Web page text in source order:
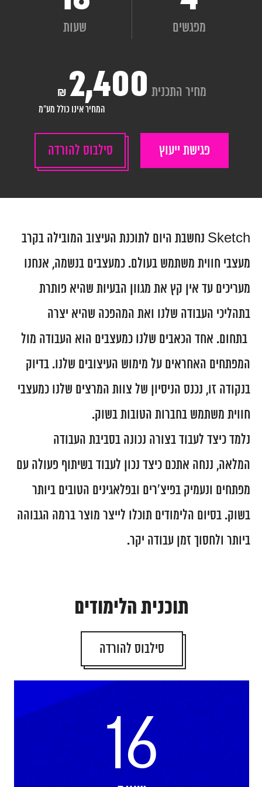
המגזיןמפגשים שעות
מחיר התכנית 2,400
₪
המחיר אינו כולל מע"מ
פגישת ייעוץ סילבוס להורדה
Sketch נחשבת היום לתוכנת העיצוב המובילה בקרב
מעצבי חווית משתמש בעולם. כמעצבים בנשמה, אנחנו
מעריכים עד אין קץ את מגוון הבעיות שהיא פותרת
בתהליכי העבודה שלנו ואת המהפכה שהיא יצרה
בתחום. אחד הכאבים שלנו כמעצבים הוא העבודה מול
המפתחים האחראים על מימוש העיצובים שלנו. בדיוק
בנקודה זו, נכנס הניסיון של צוות המרצים שלנו כמעצבי
חווית משתמש בחברות הטובות בשוק.
נלמד כיצד לעבוד בצורה נכונה בסביבת העבודה
המלאה, ננחה אתכם כיצד נכון לעבוד בשיתוף פעולה עם
מפתחים ונעמיק בפיצ'רים ובפלאגינים הטובים ביותר
בשוק. בסיום הלימודים תוכלו לייצר מוצר ברמה הגבוהה
ביותר ולחסוך זמן עבודה יקר.
תוכנית הלימודים
סילבוס להורדה
16